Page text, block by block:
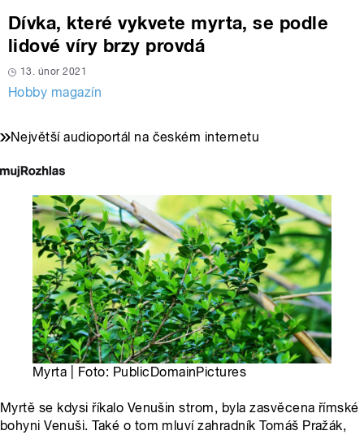
Dívka, které vykvete myrta, se podle
lidové víry brzy provdá
13. únor 2021
Hobby magazín
Největší audioportál na českém internetu
Myrta | Foto: PublicDomainPictures
Myrtě se kdysi říkalo Venušin strom, byla zasvěcena římské
bohyni Venuši. Také o tom mluví zahradník Tomáš Pražák,